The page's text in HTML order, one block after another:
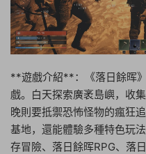
**遊戲介紹**：《落日餘晖
戲。白天探索廣袤島嶼，收
晚則要抵禦恐怖怪物的瘋狂
基地，還能體驗多種特色玩
存冒險、落日餘晖RPG、落